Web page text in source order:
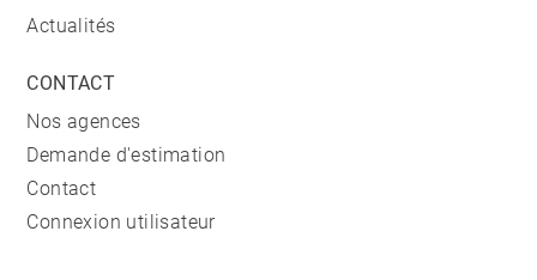
Actualités
CONTACT
Nos agences
Demande d'estimation
Contact
Connexion utilisateur